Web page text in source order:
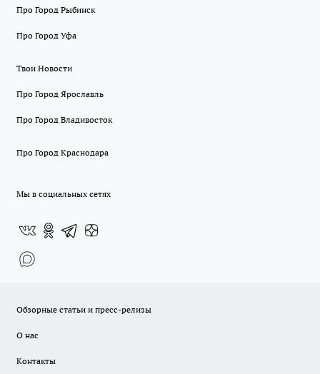
Про Город Рыбинск
Про Город Уфа
Твои Новости
Про Город Ярославль
Про Город Владивосток
Про Город Краснодара
Мы в социальных сетях
Обзорные статьи и пресс-релизы
О нас
Контакты